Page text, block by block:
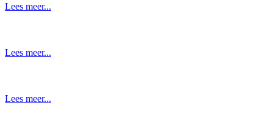
Lees meer...
Lees meer...
Lees meer...